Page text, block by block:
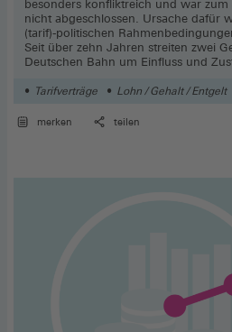
besonders konfliktreich und war
nicht abgeschlossen. Ursache dafür
(tarif)-politischen
Seit über zehn Jahren streiten zwei
Deutschen Bahn um Einfluss und
Tarifkooperation, sondern lediglich
zwischen den beiden Gewerkschaften
Tarifverträge Lohn / Gehalt / Entgelt
merken teilen